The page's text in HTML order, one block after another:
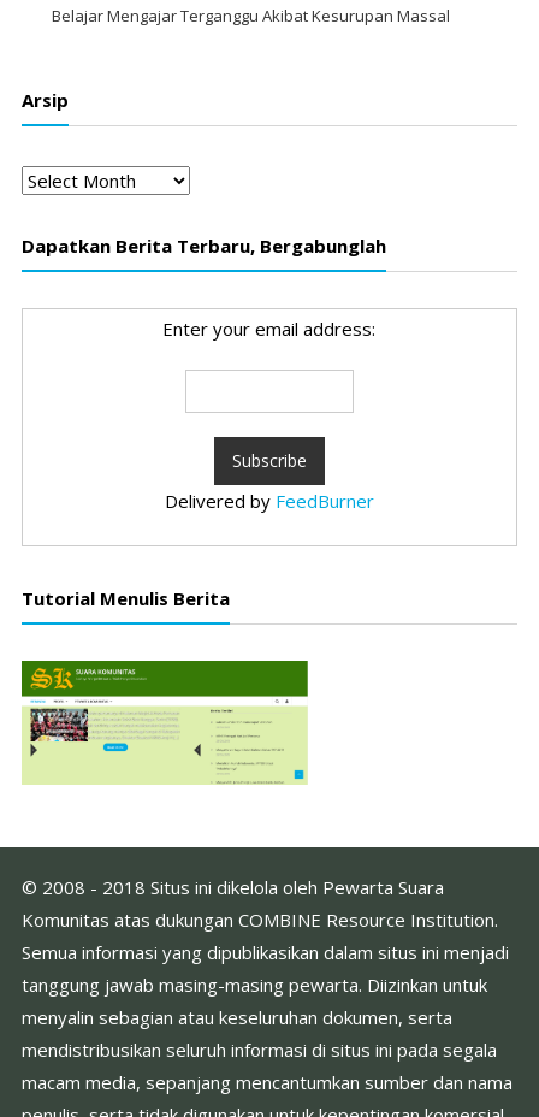
Belajar Mengajar Terganggu Akibat Kesurupan Massal
Arsip
Arsip
Dapatkan Berita Terbaru, Bergabunglah
Enter your email address:
Delivered by FeedBurner
Tutorial Menulis Berita
© 2008 - 2018 Situs ini dikelola oleh Pewarta Suara
Komunitas atas dukungan COMBINE Resource Institution.
Semua informasi yang dipublikasikan dalam situs ini menjadi
tanggung jawab masing-masing pewarta. Diizinkan untuk
menyalin sebagian atau keseluruhan dokumen, serta
mendistribusikan seluruh informasi di situs ini pada segala
macam media, sepanjang mencantumkan sumber dan nama